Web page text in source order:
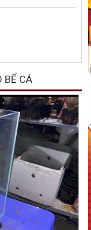
BỂ CÁ